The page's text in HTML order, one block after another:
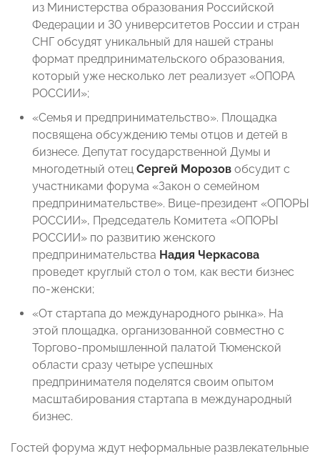
из Министерства образования Российской
Федерации и 30 университетов России и стран
СНГ обсудят уникальный для нашей страны
формат предпринимательского образования,
который уже несколько лет реализует «ОПОРА
РОССИИ»;
«Семья и предпринимательство». Площадка
посвящена обсуждению темы отцов и детей в
бизнесе. Депутат государственной Думы и
многодетный отец Сергей Морозов обсудит с
участниками форума «Закон о семейном
предпринимательстве». Вице-президент «ОПОРЫ
РОССИИ», Председатель Комитета «ОПОРЫ
РОССИИ» по развитию женского
предпринимательства Надия Черкасова
проведет круглый стол о том, как вести бизнес
по-женски;
«От стартапа до международного рынка». На
этой площадка, организованной совместно с
Торгово-промышленной палатой Тюменской
области сразу четыре успешных
предпринимателя поделятся своим опытом
масштабирования стартапа в международный
бизнес.
Гостей форума ждут неформальные развлекательные